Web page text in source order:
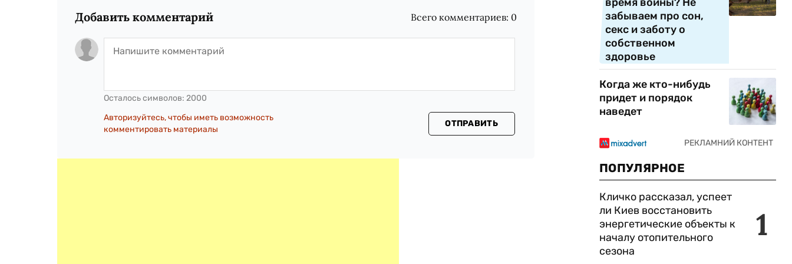
Добавить комментарий Всего комментариев: 0
Осталось символов: 2000
Авторизуйтесь, чтобы иметь возможность
комментировать материалы
ОТПРАВИТЬ
забываем про сон,
секс и заботу о
собственном
здоровье
Когда же кто-нибудь
придет и порядок
наведет
ПОПУЛЯРНОЕ
1
Кличко рассказал, успеет
ли Киев восстановить
энергетические объекты к
началу отопительного
сезона